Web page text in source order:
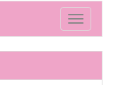
Toggle